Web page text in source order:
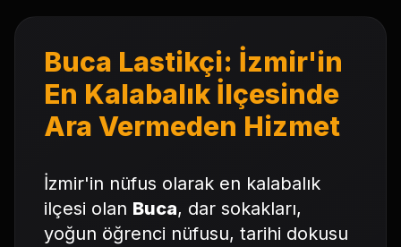
Buca Lastikçi: İzmir'in
En Kalabalık İlçesinde
Ara Vermeden Hizmet
İzmir'in nüfus olarak en kalabalık
ilçesi olan Buca, dar sokakları,
yoğun öğrenci nüfusu, tarihi dokusu